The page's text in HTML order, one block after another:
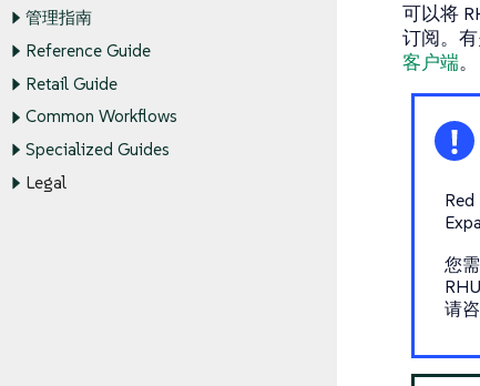
管理指南
Reference Guide
Retail Guide
Common Workflows
Specialized Guides
Legal
可以将
订阅。
客户端。
您
请